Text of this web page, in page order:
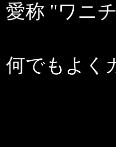
愛称 "ワニ
何でもよく